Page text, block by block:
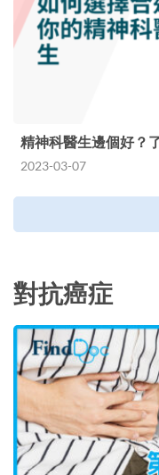
精神科醫生邊個好？
2023-03-07
對抗癌症